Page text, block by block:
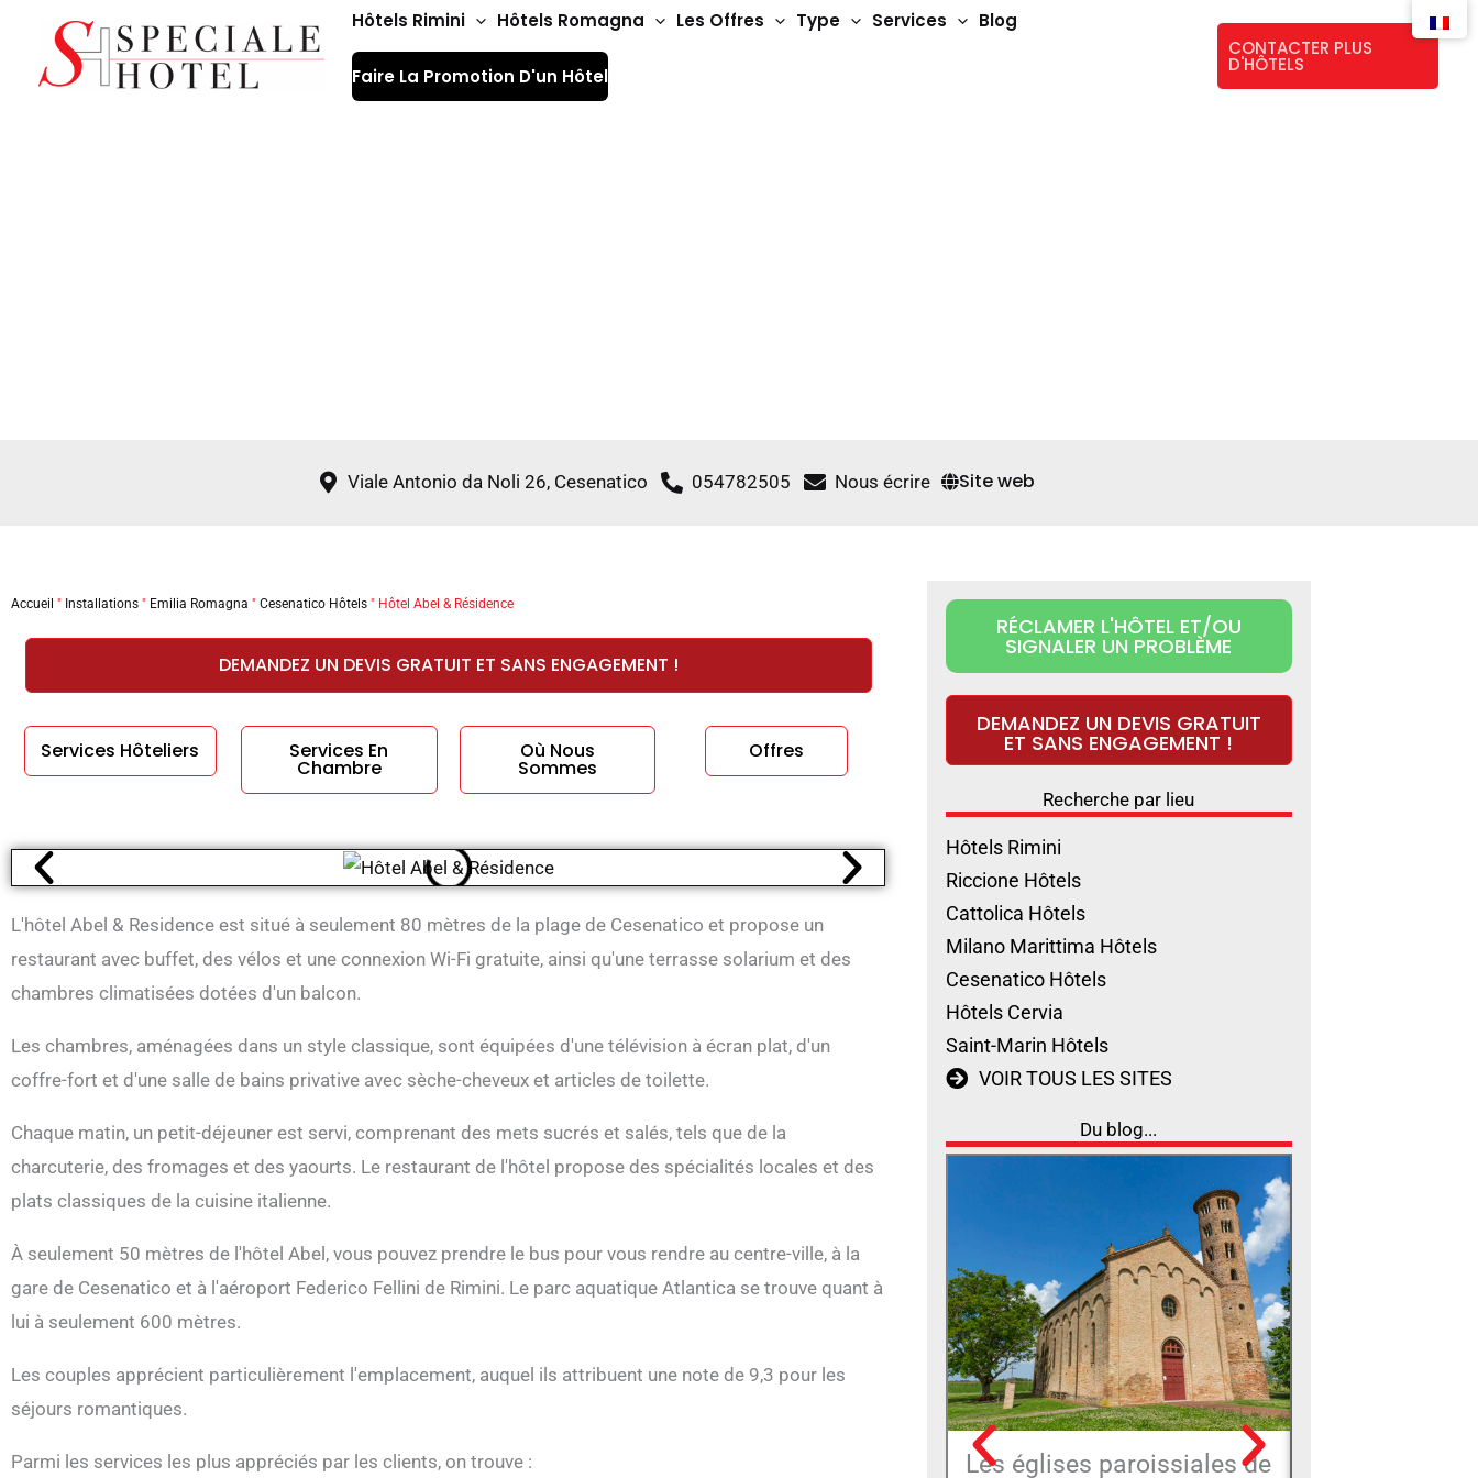
contenu
Hôtels Rimini Hôtels Romagna Les Offres Type Services Blog
Faire La Promotion D'un Hôtel
CONTACTER PLUS
D'HÔTELS
Viale Antonio da Noli 26, Cesenatico 054782505 Nous écrire Site web
Accueil " Installations " Emilia Romagna " Cesenatico Hôtels " Hôtel Abel & Résidence
DEMANDEZ UN DEVIS GRATUIT ET SANS ENGAGEMENT !
Services Hôteliers Services En
Chambre
Où Nous
Sommes
Offres
L'hôtel Abel & Residence est situé à seulement 80 mètres de la plage de Cesenatico et propose un
restaurant avec buffet, des vélos et une connexion Wi-Fi gratuite, ainsi qu'une terrasse solarium et des
chambres climatisées dotées d'un balcon.
Les chambres, aménagées dans un style classique, sont équipées d'une télévision à écran plat, d'un
coffre-fort et d'une salle de bains privative avec sèche-cheveux et articles de toilette.
Chaque matin, un petit-déjeuner est servi, comprenant des mets sucrés et salés, tels que de la
charcuterie, des fromages et des yaourts. Le restaurant de l'hôtel propose des spécialités locales et des
plats classiques de la cuisine italienne.
À seulement 50 mètres de l'hôtel Abel, vous pouvez prendre le bus pour vous rendre au centre-ville, à la
gare de Cesenatico et à l'aéroport Federico Fellini de Rimini. Le parc aquatique Atlantica se trouve quant à
lui à seulement 600 mètres.
Les couples apprécient particulièrement l'emplacement, auquel ils attribuent une note de 9,3 pour les
séjours romantiques.
Parmi les services les plus appréciés par les clients, on trouve :
RÉCLAMER L'HÔTEL ET/OU
SIGNALER UN PROBLÈME
DEMANDEZ UN DEVIS GRATUIT
ET SANS ENGAGEMENT !
Recherche par lieu
Hôtels Rimini
Riccione Hôtels
Cattolica Hôtels
Milano Marittima Hôtels
Cesenatico Hôtels
Hôtels Cervia
Saint-Marin Hôtels
VOIR TOUS LES SITES
Du blog...
Les églises paroissiales de